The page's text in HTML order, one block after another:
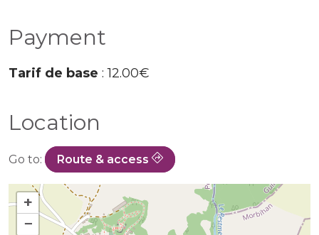
Payment
Tarif de base : 12.00€
Location
Go to: Route & access
+
−